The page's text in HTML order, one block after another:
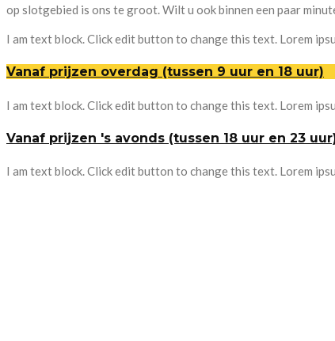
op slotgebied is ons te groot. Wilt u ook binnen een paar
I am text block. Click edit button to change this text. Lorem
Vanaf prijzen overdag (tussen 9 uur en 18 uur)
I am text block. Click edit button to change this text. Lorem
Vanaf prijzen 's avonds (tussen 18 uur en 23
I am text block. Click edit button to change this text. Lorem